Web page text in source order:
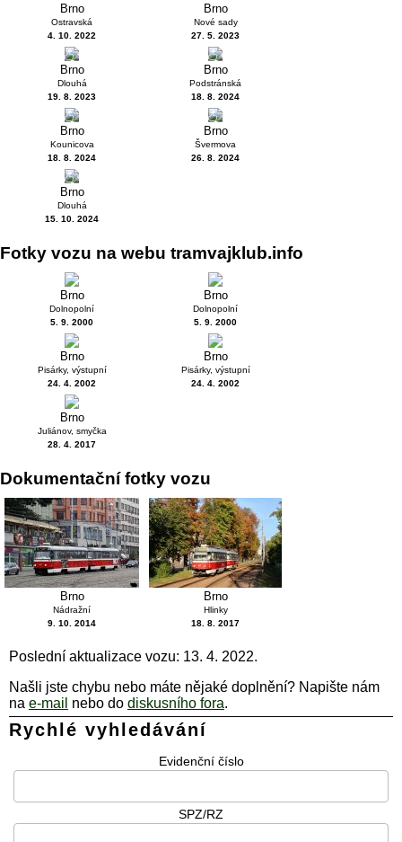
Brno
Ostravská
4. 10. 2022
Brno
Nové sady
27. 5. 2023
5
Brno
Dlouhá
19. 8. 2023
6
Brno
Podstránská
18. 8. 2024
7
Brno
Kounicova
18. 8. 2024
7
Brno
Švermova
26. 8. 2024
9
Brno
Dlouhá
15. 10. 2024
Fotky vozu na webu tramvajklub.info
Brno
Dolnopolní
5. 9. 2000
Brno
Dolnopolní
5. 9. 2000
Brno
Pisárky, výstupní
24. 4. 2002
Brno
Pisárky, výstupní
24. 4. 2002
Brno
Juliánov, smyčka
28. 4. 2017
Dokumentační fotky vozu
Brno
Nádražní
9. 10. 2014
Brno
Hlinky
18. 8. 2017
Poslední aktualizace vozu: 13. 4. 2022.
Našli jste chybu nebo máte nějaké doplnění? Napište nám
na e-mail nebo do diskusního fora.
Rychlé vyhledávání
Evidenční číslo
SPZ/RZ